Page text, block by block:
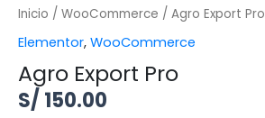
Inicio / WooCommerce / Agro Export Pro
Elementor, WooCommerce
Agro Export Pro
S/ 150.00